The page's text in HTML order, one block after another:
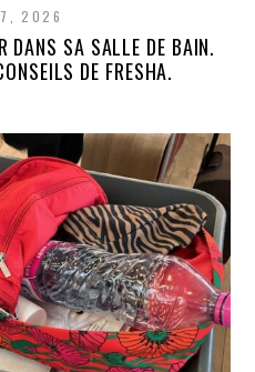
2026
DANS SA SALLE DE BAIN.
DE FRESHA.